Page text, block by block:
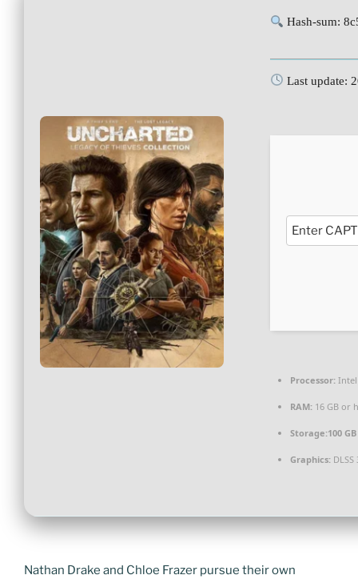
Hash-sum:
Last update:
Processor: Intel
RAM: 16 GB or
Storage:100 GB
Graphics:
Nathan Drake and Chloe Frazer pursue their own